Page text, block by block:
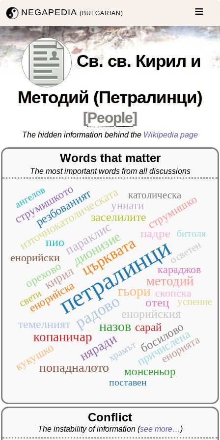
NEGAPEDIA(BULGARIAN)
Св. св. Кирил и
Методий (Петралинци)
[People]
The hidden information behind the Wikipedia page
Words that matter
The most important words from all discussions
петралинци
радово
църквата
гьори
назов
дионизие
копаничар
методий
няради
параклис
попадналото
кирил
отец
падре
босилово
енорийския
заселилите
източнокатолическата
пио
причислена
резбованият
темелният
енорийска
кукушко монсеньор
орехово
сарай
струмишко
струмишкото униати
енорийски
енорията
караджов
скопска
католическа
осветен
свети успение
ангелов
битоля
поставен
храмът
Conflict
The instability of information (see more…)